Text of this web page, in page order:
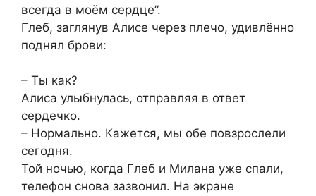
всегда в моём сердце”.
Глеб, заглянув Алисе через плечо, удивлённо
поднял брови:
– Ты как?
Алиса улыбнулась, отправляя в ответ
сердечко.
– Нормально. Кажется, мы обе повзрослели
сегодня.
Той ночью, когда Глеб и Милана уже спали,
телефон снова зазвонил. На экране